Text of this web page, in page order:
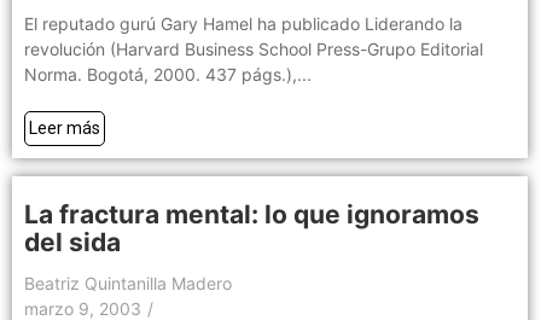
El reputado gurú Gary Hamel ha publicado Liderando la
revolución (Harvard Business School Press-Grupo Editorial
Norma. Bogotá, 2000. 437 págs.),...
Leer más
La fractura mental: lo que ignoramos
del sida
Beatriz Quintanilla Madero
marzo 9, 2003 /